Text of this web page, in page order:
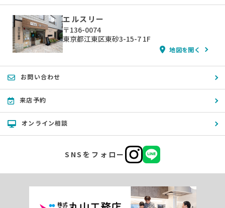
エルスリー
〒136-0074
東京都江東区東砂3-15-7 1F
地図を開く
お問い合わせ
来店予約
オンライン相談
SNSをフォロー